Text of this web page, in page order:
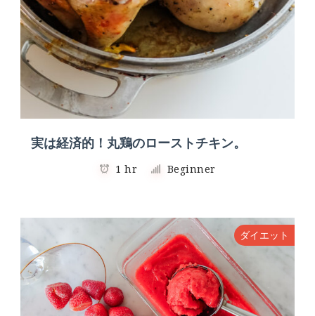
実は経済的！丸鶏のローストチキン。
1 hr Beginner
ダイエット